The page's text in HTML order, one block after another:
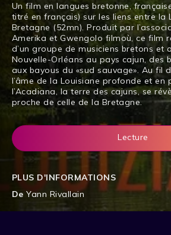
Un film en langues bretonne,
titré en français) sur les liens entre la
Bretagne (52mn). Produit par
Amerika et Gwengolo filmoù, ce film
d’un groupe de musiciens bretons et
Nouvelle-Orléans au pays cajun, des
aux bayous du «sud sauvage». Au fil
l’âme de la Louisiane profonde et en
l’Acadiana, la terre des cajuns, se
proche de celle de la Bretagne.
Lecture
PLUS D'INFORMATIONS
De Yann Rivallain